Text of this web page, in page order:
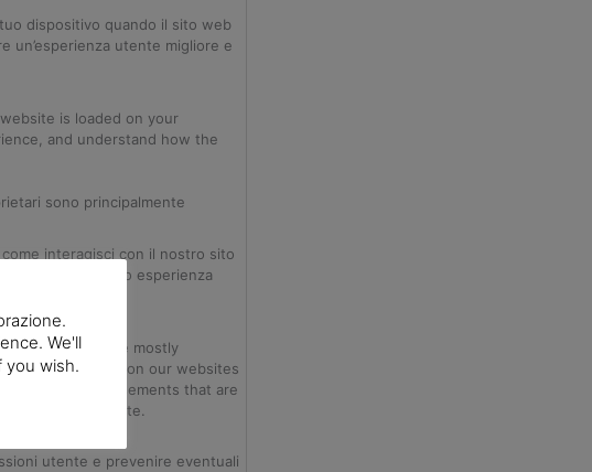
dispositivo quando il sito web
un’esperienza utente migliore e
is loaded on your
and understand how the
sono principalmente
interagisci con il nostro sito
e migliorato esperienza
party cookies are mostly
cookies used on our websites
advertisements that are
with our website.
utente e prevenire eventuali
We'll
you wish.